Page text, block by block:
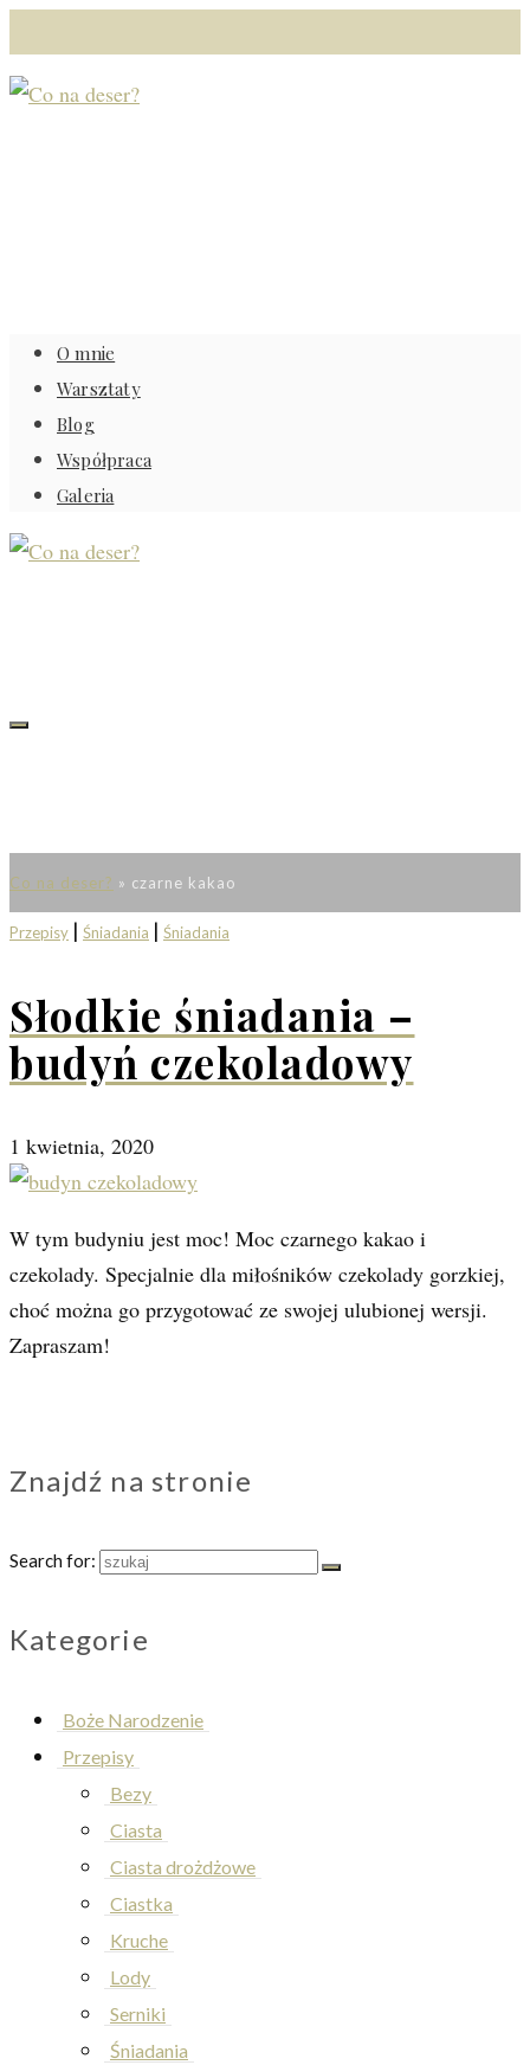
O mnie
Warsztaty
Blog
Współpraca
Galeria
Co na deser? » czarne kakao
Przepisy | Śniadania | Śniadania
Słodkie śniadania –
budyń czekoladowy
1 kwietnia, 2020
W tym budyniu jest moc! Moc czarnego kakao i
czekolady. Specjalnie dla miłośników czekolady gorzkiej,
choć można go przygotować ze swojej ulubionej wersji.
Zapraszam!
Znajdź na stronie
Search for:
Kategorie
Boże Narodzenie
Przepisy
Bezy
Ciasta
Ciasta drożdżowe
Ciastka
Kruche
Lody
Serniki
Śniadania